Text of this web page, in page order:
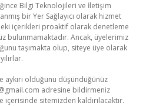
Bilgi Teknolojileri ve İletişim
bir Yer Sağlayıcı olarak hizmet
içerikleri proaktif olarak denetleme
bulunmamaktadır. Ancak, üyelerimiz
taşımakta olup, siteye üye olarak
aykırı olduğunu düşündüğünüz
adresine bildirmeniz
sitemizden kaldırılacaktır.